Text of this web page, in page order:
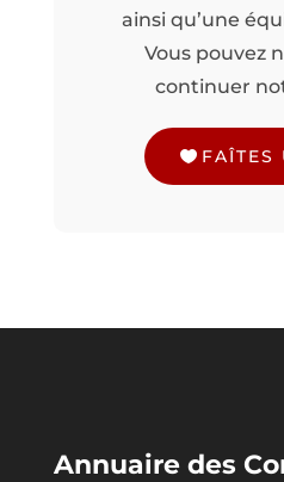
ainsi qu’une
Vous pouvez
continuer
FAÎTES
Annuaire des